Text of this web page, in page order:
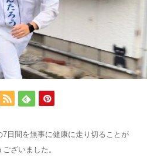
日間を無事に健康に走り切ることが
ざいました。